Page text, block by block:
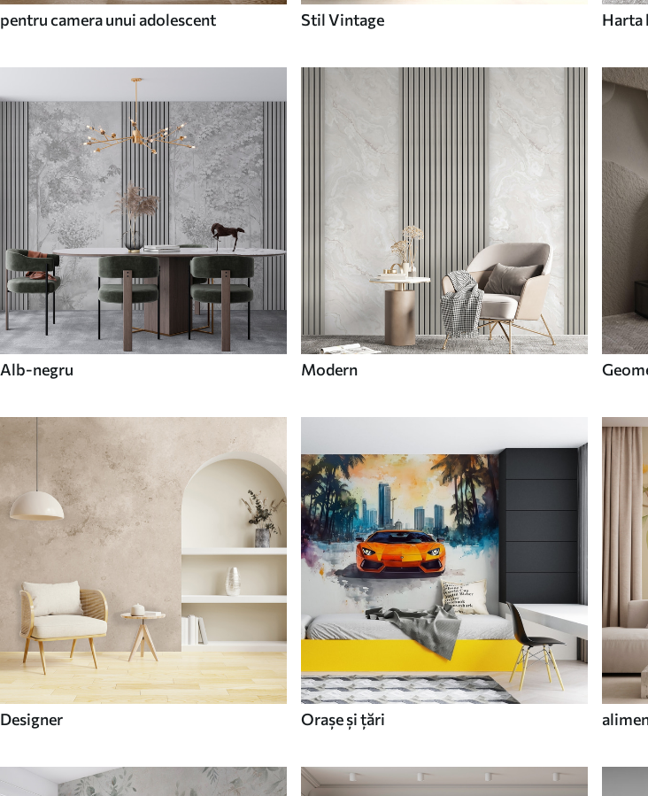
pentru camera unui adolescent Stil Vintage Harta
Alb-negru Modern
Designer Orașe și țări